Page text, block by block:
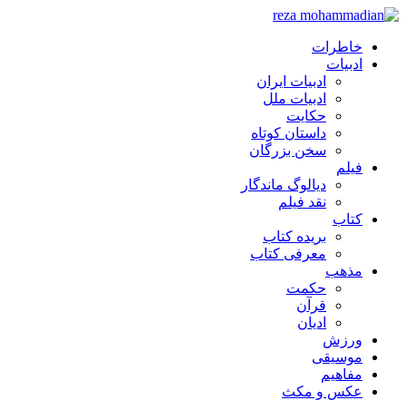
خاطرات
ادبیات
ادبیات ایران
ادبیات ملل
حکایت
داستان کوتاه
سخن بزرگان
فیلم
دیالوگ ماندگار
نقد فیلم
کتاب
بریده کتاب
معرفی کتاب
مذهب
حکمت
قرآن
ادیان
ورزش
موسیقی
مفاهیم
عکس و مکث